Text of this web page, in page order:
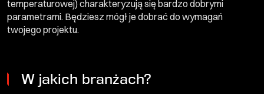
temperaturowej) charakteryzują się bardzo dobrymi
parametrami. Będziesz mógł je dobrać do wymagań
twojego projektu.
W jakich branżach?